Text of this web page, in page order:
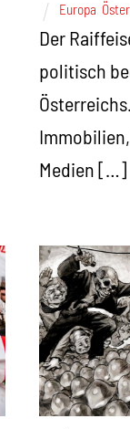
Europa
Der
politisch
Medien […]